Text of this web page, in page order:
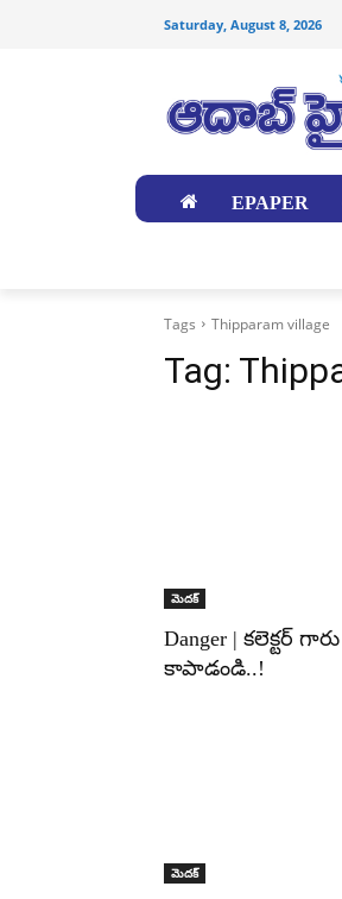
Saturday, August 8, 2026
EPAPER
Tags Thipparam village
Tag:
మెదక్‌
Danger | కలెక్టర్
కాపాడండి..!
మెదక్‌